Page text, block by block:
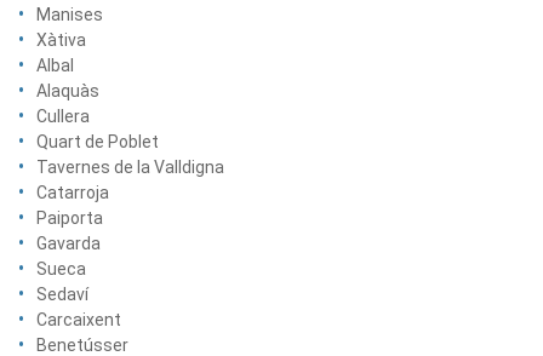
Manises
Xàtiva
Albal
Alaquàs
Cullera
Quart de Poblet
Tavernes de la Valldigna
Catarroja
Paiporta
Gavarda
Sueca
Sedaví
Carcaixent
Benetússer